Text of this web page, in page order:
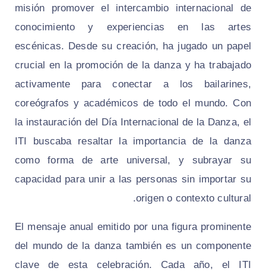
misión promover el intercambio internacional de
conocimiento y experiencias en las artes
escénicas. Desde su creación, ha jugado un papel
crucial en la promoción de la danza y ha trabajado
activamente para conectar a los bailarines,
coreógrafos y académicos de todo el mundo. Con
la instauración del Día Internacional de la Danza, el
ITI buscaba resaltar la importancia de la danza
como forma de arte universal, y subrayar su
capacidad para unir a las personas sin importar su
origen o contexto cultural.
El mensaje anual emitido por una figura prominente
del mundo de la danza también es un componente
clave de esta celebración. Cada año, el ITI